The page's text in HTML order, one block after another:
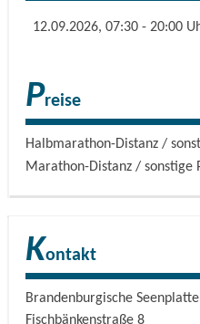
Mo, 16.03.2026, 10:00 Uhr:
Mi, 18.03.2026, 19:00 Uhr:
Veranstalter:
Naturpark Stechlin-
Tourismusverband
Partner: Stadt Rheinsberg
Sponsoren: Sparkasse
12.09.2026, 07:30 - 20:00
Preise
Halbmarathon-Distanz /
Marathon-Distanz / sonstige
Kontakt
Brandenburgische
Fischbänkenstraße 8